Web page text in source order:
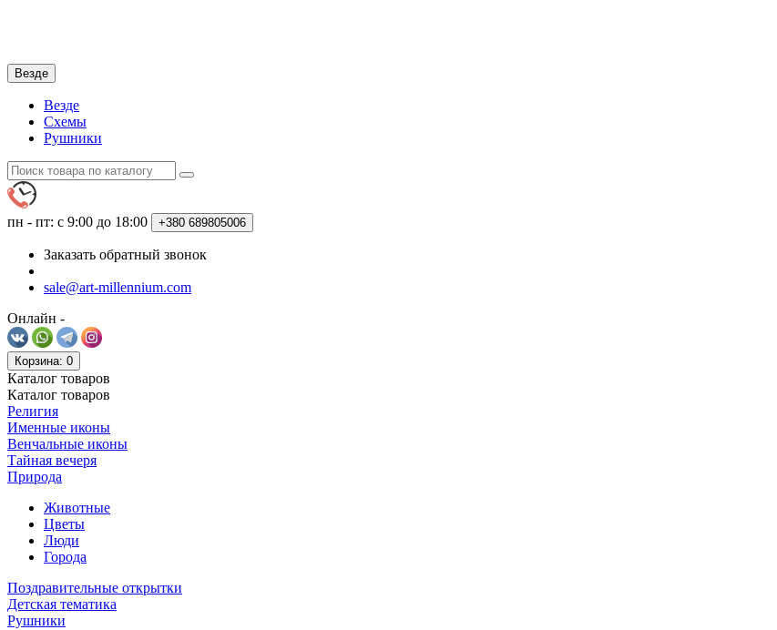
Везде
Везде
Схемы
Рушники
пн - пт: с 9:00 до 18:00 +380 689805006
Заказать обратный звонок
sale@art-millennium.com
Онлайн -
Корзина: 0
Каталог товаров
Каталог товаров
Религия
Именные иконы
Венчальные иконы
Тайная вечеря
Природа
Животные
Цветы
Люди
Города
Поздравительные открытки
Детская тематика
Рушники